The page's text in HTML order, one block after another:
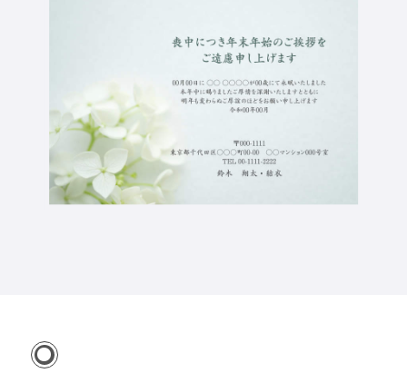
出荷日・配送
ご利用ガイド
年賀家族について
お問い合わせ